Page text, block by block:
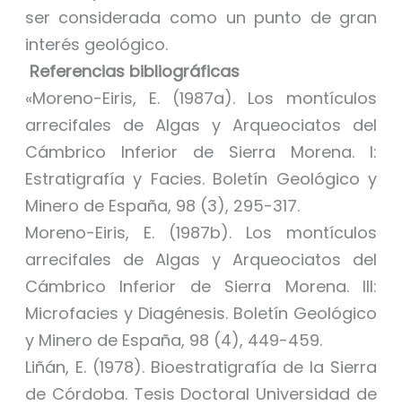
ser considerada como un punto de gran
interés geológico.
Referencias bibliográficas
«Moreno-Eiris, E. (1987a). Los montículos
arrecifales de Algas y Arqueociatos del
Cámbrico Inferior de Sierra Morena. I:
Estratigrafía y Facies. Boletín Geológico y
Minero de España, 98 (3), 295-317.
Moreno-Eiris, E. (1987b). Los montículos
arrecifales de Algas y Arqueociatos del
Cámbrico Inferior de Sierra Morena. III:
Microfacies y Diagénesis. Boletín Geológico
y Minero de España, 98 (4), 449-459.
Liñán, E. (1978). Bioestratigrafía de la Sierra
de Córdoba. Tesis Doctoral Universidad de